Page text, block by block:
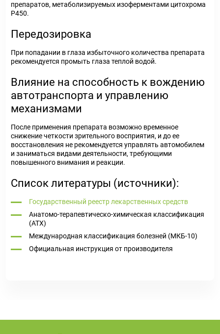
препаратов, метаболизируемых изоферментами цитохрома
Р450.
Передозировка
При попадании в глаза избыточного количества препарата
рекомендуется промыть глаза теплой водой.
Влияние на способность к вождению
автотранспорта и управлению
механизмами
После применения препарата возможно временное
снижение четкости зрительного восприятия, и до ее
восстановления не рекомендуется управлять автомобилем
и заниматься видами деятельности, требующими
повышенного внимания и реакции.
Список литературы (источники):
Государственный реестр лекарственных средств
Анатомо-терапевтическо-химическая классификация
(ATX)
Международная классификация болезней (МКБ-10)
Официальная инструкция от производителя